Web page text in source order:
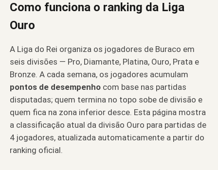
Como funciona o ranking da Liga
Ouro
A Liga do Rei organiza os jogadores de Buraco em
seis divisões — Pro, Diamante, Platina, Ouro, Prata e
Bronze. A cada semana, os jogadores acumulam
pontos de desempenho com base nas partidas
disputadas; quem termina no topo sobe de divisão e
quem fica na zona inferior desce. Esta página mostra
a classificação atual da divisão Ouro para partidas de
4 jogadores, atualizada automaticamente a partir do
ranking oficial.